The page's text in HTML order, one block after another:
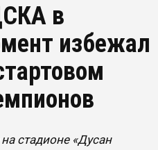
в
избежал
стадионе «Дусан